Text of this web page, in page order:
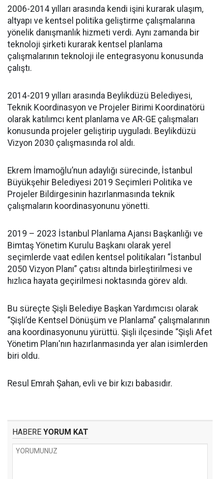
2006-2014 yılları arasında kendi işini kurarak ulaşım,
altyapı ve kentsel politika geliştirme çalışmalarına
yönelik danışmanlık hizmeti verdi. Aynı zamanda bir
teknoloji şirketi kurarak kentsel planlama
çalışmalarının teknoloji ile entegrasyonu konusunda
çalıştı.
2014-2019 yılları arasında Beylikdüzü Belediyesi,
Teknik Koordinasyon ve Projeler Birimi Koordinatörü
olarak katılımcı kent planlama ve AR-GE çalışmaları
konusunda projeler geliştirip uyguladı. Beylikdüzü
Vizyon 2030 çalışmasında rol aldı.
Ekrem İmamoğlu’nun adaylığı sürecinde, İstanbul
Büyükşehir Belediyesi 2019 Seçimleri Politika ve
Projeler Bildirgesinin hazırlanmasında teknik
çalışmaların koordinasyonunu yönetti.
2019 – 2023 İstanbul Planlama Ajansı Başkanlığı ve
Bimtaş Yönetim Kurulu Başkanı olarak yerel
seçimlerde vaat edilen kentsel politikaları “İstanbul
2050 Vizyon Planı” çatısı altında birleştirilmesi ve
hızlıca hayata geçirilmesi noktasında görev aldı.
Bu süreçte Şişli Belediye Başkan Yardımcısı olarak
“Şişli’de Kentsel Dönüşüm ve Planlama” çalışmalarının
ana koordinasyonunu yürüttü. Şişli ilçesinde “Şişli Afet
Yönetim Planı'nın hazırlanmasında yer alan isimlerden
biri oldu.
Resul Emrah Şahan, evli ve bir kızı babasıdır.
HABERE YORUM KAT